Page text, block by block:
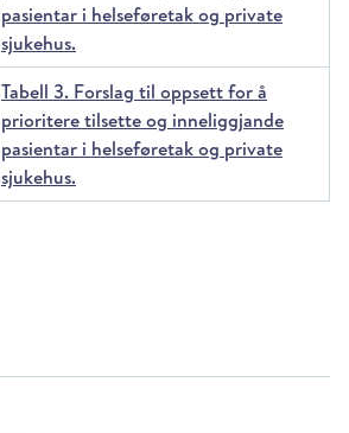
pasientar i helseføretak og private
sjukehus.
Tabell 3. Forslag til oppsett for å
prioritere tilsette og inneliggjande
pasientar i helseføretak og private
sjukehus.